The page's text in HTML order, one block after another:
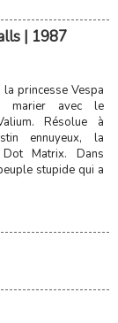
| 1987
princesse Vespa
marier avec le
Résolue à
ennuyeux, la
Matrix. Dans
stupide qui a